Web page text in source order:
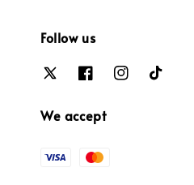
Follow us
We accept